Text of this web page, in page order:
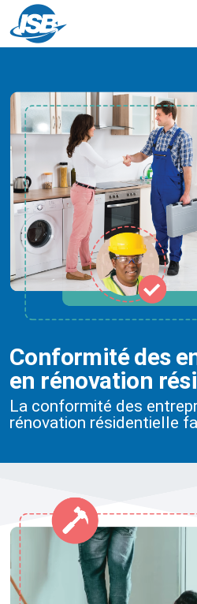
Conformité des
en rénovation
La conformité des
rénovation résidentielle